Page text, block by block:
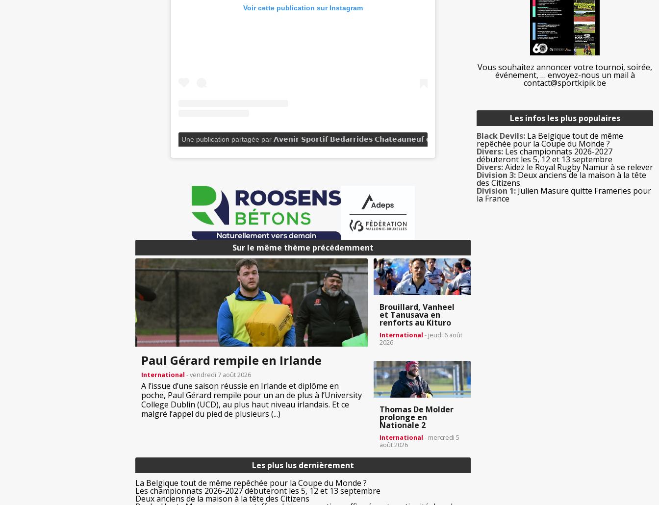
Voir cette publication sur Instagram
Une publication partagée par 𝗔𝘃𝗲𝗻𝗶𝗿 𝗦𝗽𝗼𝗿𝘁𝗶𝗳 𝗕𝗲𝗱𝗮𝗿𝗿𝗶𝗱𝗲𝘀 𝗖𝗵𝗮𝘁𝗲𝗮𝘂𝗻𝗲𝘂𝗳 𝗱𝘂 𝗽𝗮𝗽𝗲 (@asbc_officiel)
Sur le même thème précédemment
Paul Gérard rempile en Irlande
International - vendredi 7 août 2026
A l’issue d’une saison réussie en Irlande et diplôme en
poche, Paul Gérard rempile pour un an de plus à l’University
College Dublin (UCD), au plus haut niveau irlandais. Et ce
malgré l’appel du pied de plusieurs (...)
Brouillard, Vanheel
et Tanusava en
renforts au Kituro
International - jeudi 6 août
2026
Thomas De Molder
prolonge en
Nationale 2
International - mercredi 5
août 2026
Les plus lus dernièrement
La Belgique tout de même repêchée pour la Coupe du Monde ?
Les championnats 2026-2027 débuteront les 5, 12 et 13 septembre
Deux anciens de la maison à la tête des Citizens
Vous souhaitez annoncer votre tournoi, soirée,
événement, … envoyez-nous un mail à
contact@sportkipik.be
Les infos les plus populaires
Black Devils: La Belgique tout de même
repêchée pour la Coupe du Monde ?
Divers: Les championnats 2026-2027
débuteront les 5, 12 et 13 septembre
Divers:Aidez le Royal Rugby Namur à se relever
Division 3: Deux anciens de la maison à la tête
des Citizens
Division 1: Julien Masure quitte Frameries pour
la France